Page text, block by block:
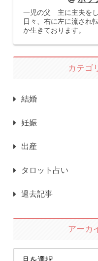
一児の父 主に主夫をし
日々、右に左に流され
か生きております。
カテゴ
結婚
妊娠
出産
タロット占い
過去記事
アーカ